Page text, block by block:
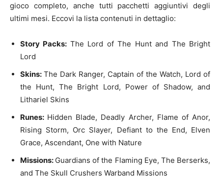
gioco completo, anche tutti pacchetti aggiuntivi degli
ultimi mesi. Eccovi la lista contenuti in dettaglio:
Story Packs: The Lord of The Hunt and The Bright
Lord
Skins: The Dark Ranger, Captain of the Watch, Lord of
the Hunt, The Bright Lord, Power of Shadow, and
Lithariel Skins
Runes: Hidden Blade, Deadly Archer, Flame of Anor,
Rising Storm, Orc Slayer, Defiant to the End, Elven
Grace, Ascendant, One with Nature
Missions: Guardians of the Flaming Eye, The Berserks,
and The Skull Crushers Warband Missions